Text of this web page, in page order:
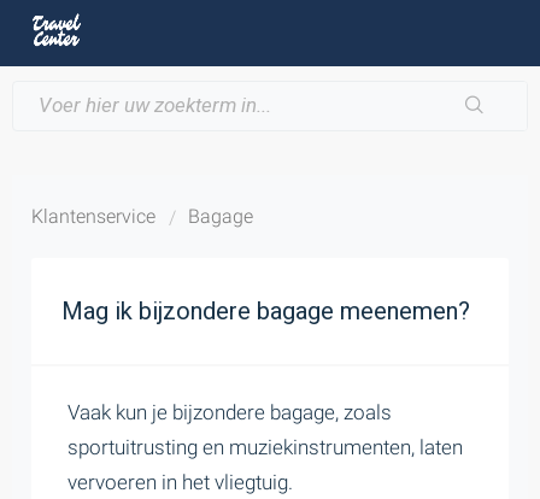
Klantenservice Bagage
Mag ik bijzondere bagage meenemen?
Vaak kun je bijzondere bagage, zoals
sportuitrusting en muziekinstrumenten, laten
vervoeren in het vliegtuig.